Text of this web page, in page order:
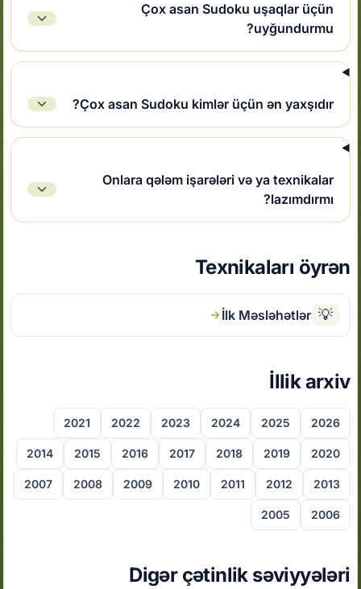
Çox asan Sudoku uşaqlar üçün
uyğundurmu?
Çox asan Sudoku kimlər üçün ən yaxşıdır?
Onlara qələm işarələri və ya texnikalar
lazımdırmı?
Texnikaları öyrən
💡
İlk Məsləhətlər
İllik arxiv
2026
2025
2024
2023
2022
2021
2020
2019
2018
2017
2016
2015
2014
2013
2012
2011
2010
2009
2008
2007
2006
2005
Digər çətinlik səviyyələri